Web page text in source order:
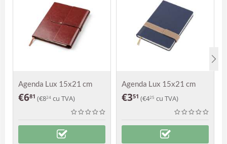
Agenda Lux 15x21 cm
Vasco
€681 (€824 cu TVA)
Agenda Lux 15x21 cm
Elite
€351 (€425 cu TVA)